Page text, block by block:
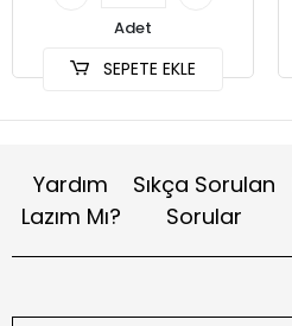
Adet
SEPETE EKLE
Yardım
Lazım Mı?
Sıkça Sorulan
Sorular